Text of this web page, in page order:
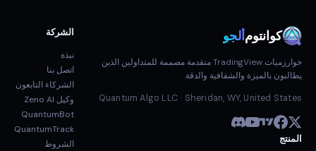
كوانتومألجو
خوارزميات TradingView متقدمة مصممة للمتداولين الذين
يطالبون بالميزة والشفافية والدقة.
Quantum Algo LLC · Sheridan, WY, United States
المنتج
الشركة
نبذة
اتصل بنا
الشركاء التابعون
وكيل Zeno AI
QuantumBot
QuantumTrack
الشروط